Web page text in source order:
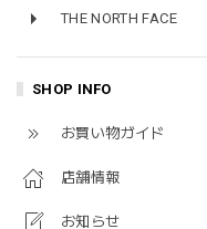
THE NORTH FACE
SHOP INFO
お買い物ガイド
店舗情報
お知らせ